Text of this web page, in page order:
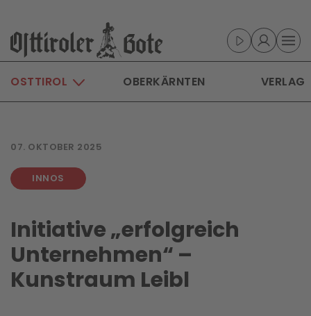
Skip to main content
OSTTIROL OBERKÄRNTEN VERLAG
07. OKTOBER 2025
INNOS
Initiative „erfolgreich
Unternehmen“ –
Kunstraum Leibl